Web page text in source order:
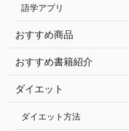
語学アプリ
おすすめ商品
おすすめ書籍紹介
ダイエット
ダイエット方法